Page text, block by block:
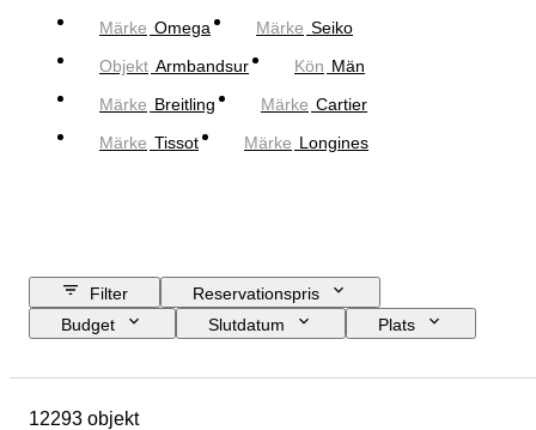
Märke Omega Märke Seiko
Objekt Armbandsur Kön Män
Märke Breitling Märke Cartier
Märke Tissot Märke Longines
Filter
Reservationspris
Budget
Slutdatum
Plats
Ursprungsland
12293 objekt